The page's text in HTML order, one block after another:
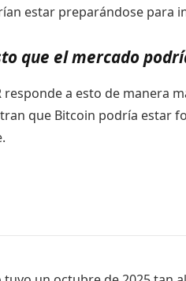
estar preparándose para
que el mercado
responde a esto de manera
que Bitcoin podría estar